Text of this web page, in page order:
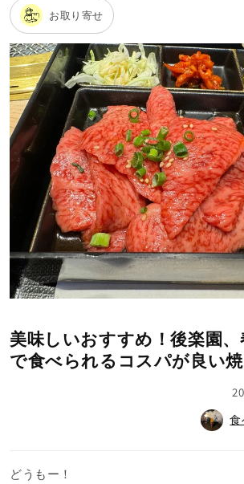
お取り寄せ
美味しいおすすめ！後楽園
で食べられるコスパが良い
食
どうもー！